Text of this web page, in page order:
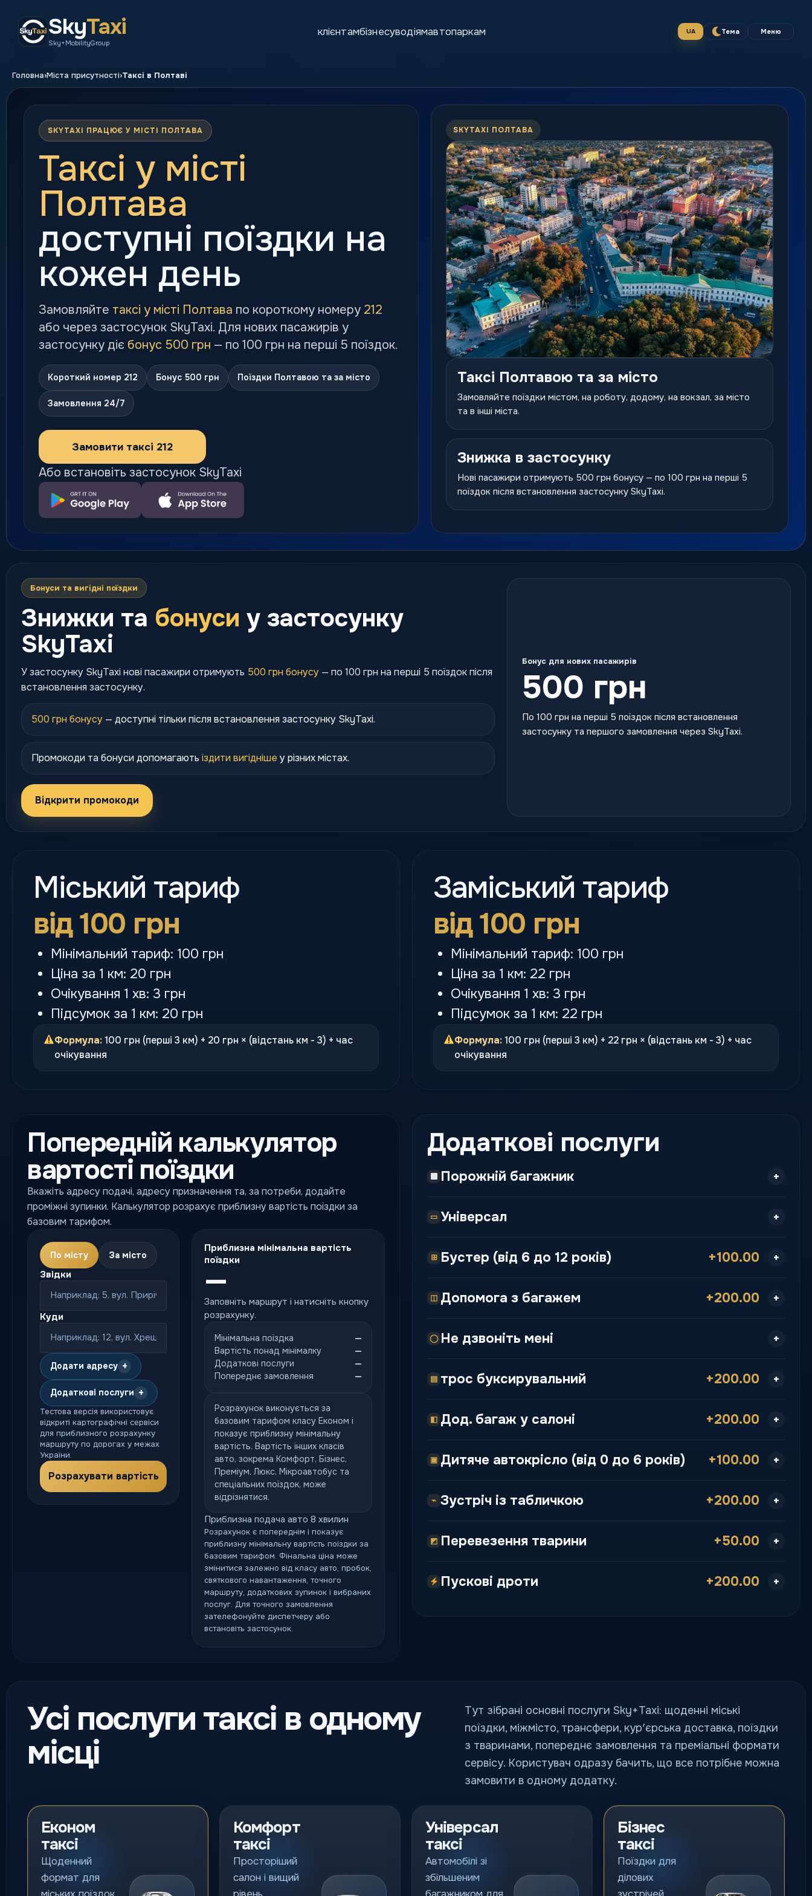
SkyTaxi
Sky+MobilityGroup
клієнтамбізнесуводіямавтопаркам UA Тема Меню
Головна›Міста присутності›Таксі в Полтаві
SKYTAXI ПРАЦЮЄ У МІСТІ ПОЛТАВА
Таксі у місті
Полтава
доступні поїздки на
кожен день
Замовляйте таксі у місті Полтава по короткому номеру 212
або через застосунок SkyTaxi. Для нових пасажирів у
застосунку діє бонус 500 грн — по 100 грн на перші 5 поїздок.
Короткий номер 212 Бонус 500 грн Поїздки Полтавою та за місто
Замовлення 24/7
Замовити таксі 212
Або встановіть застосунок SkyTaxi
SKYTAXI ПОЛТАВА
Таксі Полтавою та за місто
Замовляйте поїздки містом, на роботу, додому, на вокзал, за місто
та в інші міста.
Знижка в застосунку
Нові пасажири отримують 500 грн бонусу — по 100 грн на перші 5
поїздок після встановлення застосунку SkyTaxi.
Бонуси та вигідні поїздки
Знижки та бонуси у застосунку
SkyTaxi
У застосунку SkyTaxi нові пасажири отримують 500 грн бонусу — по 100 грн на перші 5 поїздок після
встановлення застосунку.
500 грн бонусу — доступні тільки після встановлення застосунку SkyTaxi.
Промокоди та бонуси допомагаютьїздити вигідніше у різних містах.
Відкрити промокоди
Бонус для нових пасажирів
500 грн
По 100 грн на перші 5 поїздок після встановлення
застосунку та першого замовлення через SkyTaxi.
Міський тариф
від 100 грн
Мінімальний тариф: 100 грн
Ціна за 1 км: 20 грн
Очікування 1 хв: 3 грн
Підсумок за 1 км: 20 грн
Формула: 100 грн (перші 3 км) + 20 грн × (відстань км - 3) + час
очікування
Заміський тариф
від 100 грн
Мінімальний тариф: 100 грн
Ціна за 1 км: 22 грн
Очікування 1 хв: 3 грн
Підсумок за 1 км: 22 грн
Формула: 100 грн (перші 3 км) + 22 грн × (відстань км - 3) + час
очікування
Попередній калькулятор
вартості поїздки
Вкажіть адресу подачі, адресу призначення та, за потреби, додайте
проміжні зупинки. Калькулятор розрахує приблизну вартість поїздки за
базовим тарифом.
По місту За місто
Звідки
Куди
Додати адресу +
Додаткові послуги +
Тестова версія використовує
відкриті картографічні сервіси
для приблизного розрахунку
маршруту по дорогах у межах
України.
Розрахувати вартість
Приблизна мінімальна вартість
поїздки
—
Заповніть маршрут і натисніть кнопку
розрахунку.
Мінімальна поїздка
—
Вартість понад мінімалку
—
Додаткові послуги
—
Попереднє замовлення
—
Розрахунок виконується за
базовим тарифом класу Економ і
показує приблизну мінімальну
вартість. Вартість інших класів
авто, зокрема Комфорт, Бізнес,
Преміум, Люкс, Мікроавтобус та
спеціальних поїздок, може
відрізнятися.
Приблизна подача авто 8 хвилин
Розрахунок є попереднім і показує
приблизну мінімальну вартість поїздки за
базовим тарифом. Фінальна ціна може
змінитися залежно від класу авто, пробок,
святкового навантаження, точного
маршруту, додаткових зупинок і вибраних
послуг. Для точного замовлення
зателефонуйте диспетчеру або
встановіть застосунок.
Додаткові послуги
Порожній багажник
▭ Універсал
⊞ Бустер (від 6 до 12 років) +100.00
◫ Допомога з багажем +200.00
◯ Не дзвоніть мені
▤ трос буксирувальний +200.00
◧ Дод. багаж у салоні +200.00
▣ Дитяче автокрісло (від 0 до 6 років) +100.00
⌁ Зустріч із табличкою +200.00
◩ Перевезення тварини +50.00
Пускові дроти +200.00
Усі послуги таксі в одному
місці
Тут зібрані основні послуги Sky+Taxi: щоденні міські
поїздки, міжмісто, трансфери, курʼєрська доставка, поїздки
з тваринами, попереднє замовлення та преміальні формати
сервісу. Користувач одразу бачить, що все потрібне можна
замовити в одному додатку.
Економ
таксі
Щоденний
формат для
Комфорт
таксі
Просторіший
салон і вищий
Універсал
таксі
Автомобілі зі
збільшеним
Бізнес
таксі
Поїздки для
ділових